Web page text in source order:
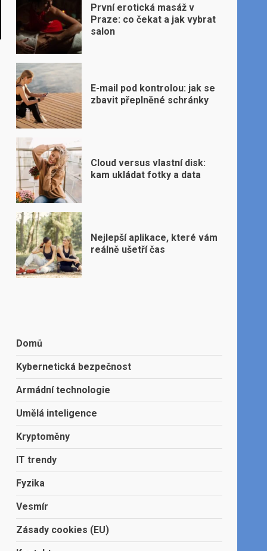
První erotická masáž v
Praze: co čekat a jak vybrat
salon
E-mail pod kontrolou: jak se
zbavit přeplněné schránky
Cloud versus vlastní disk:
kam ukládat fotky a data
Nejlepší aplikace, které vám
reálně ušetří čas
Domů
Kybernetická bezpečnost
Armádní technologie
Umělá inteligence
Kryptoměny
IT trendy
Fyzika
Vesmír
Zásady cookies (EU)